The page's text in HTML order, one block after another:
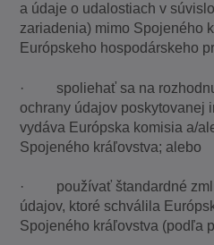
a údaje o udalostiach v
zariadenia) mimo Spojeného
Európskeho hospodárskeho
· spoliehať sa na
ochrany údajov poskytovanej
vydáva Európska komisia a/
Spojeného kráľovstva; alebo
· používať štandardné
údajov, ktoré schválila
Spojeného kráľovstva (podľa